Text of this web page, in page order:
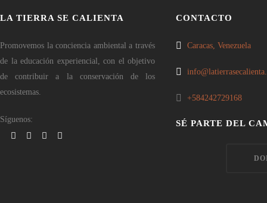
LA TIERRA SE CALIENTA
Promovemos la conciencia ambiental a través
de la educación experiencial, con el objetivo
de contribuir a la conservación de los
ecosistemas.
Síguenos:
CONTACTO
Caracas, Venezuela
+584242729168
SÉ PARTE DEL